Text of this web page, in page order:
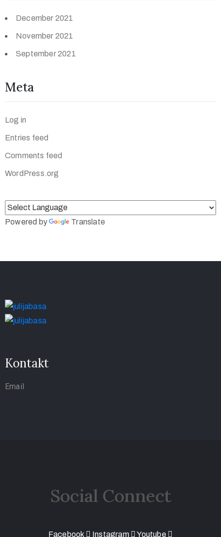
December 2021
November 2021
September 2021
Meta
Log in
Entries feed
Comments feed
WordPress.org
Powered by Translate
Kontakt
Email
Social Connect
Facebook Instagram Youtube